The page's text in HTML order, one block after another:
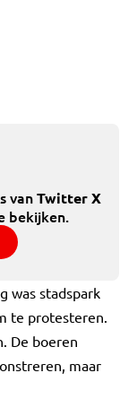
vanTwitter X
bekijken.
was stadspark
te protesteren.
De boeren
maar